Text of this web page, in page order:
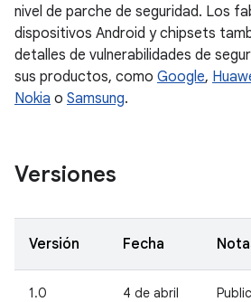
nivel de parche de seguridad. Los
dispositivos Android y chipsets
detalles de vulnerabilidades de
sus productos, como Google,
Nokia o Samsung.
Versiones
Versión Fecha
1.0
4 de abril